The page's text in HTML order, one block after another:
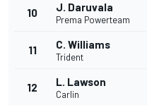
10 J. Daruvala
Prema Powerteam
11 C. Williams
Trident
12 L. Lawson
Carlin